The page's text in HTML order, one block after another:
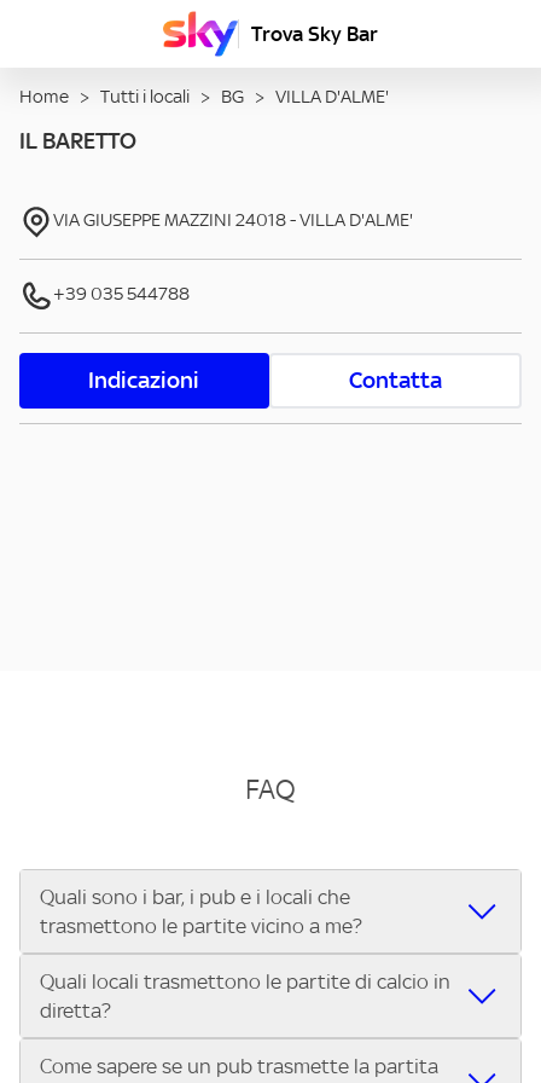
Trova Sky Bar
Home > Tutti i locali > BG > VILLA D'ALME'
IL BARETTO
VIA GIUSEPPE MAZZINI 24018-VILLA D'ALME'
+39 035 544788
Indicazioni Contatta
FAQ
Quali sono i bar, i pub e i locali che
trasmettono le partite vicino a me?
Se cerchi un bar, pub, ristorante o locale vicino a te per
vedere le partite di Serie A ENILIVE, la Serie C Sky Wifi, la
UEFA Champions League, la UEFA Europa League, la UEFA
Conference League, il Tennis, la Formula 1®, la MotoGP™ e
Quali locali trasmettono le partite di calcio in
diretta?
Vuoi sapere quali bar, pub o ristoranti mostrano le partite
Come sapere se un pub trasmette la partita